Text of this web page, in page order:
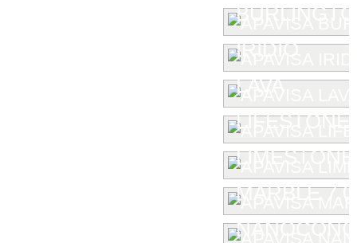
IRIDIO
LAVA
LIFESTONE
LIMESTONE
MARBLE 7.0